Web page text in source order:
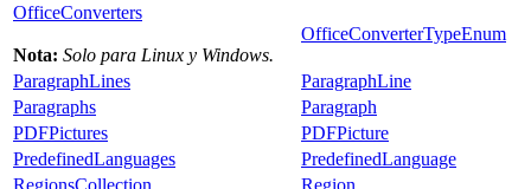
OfficeConverters
Nota: Solo para Linux y Windows.
OfficeConverterTypeEnum
ParagraphLines
ParagraphLine
Paragraphs
Paragraph
PDFPictures
PDFPicture
PredefinedLanguages
PredefinedLanguage
RegionsCollection
Region